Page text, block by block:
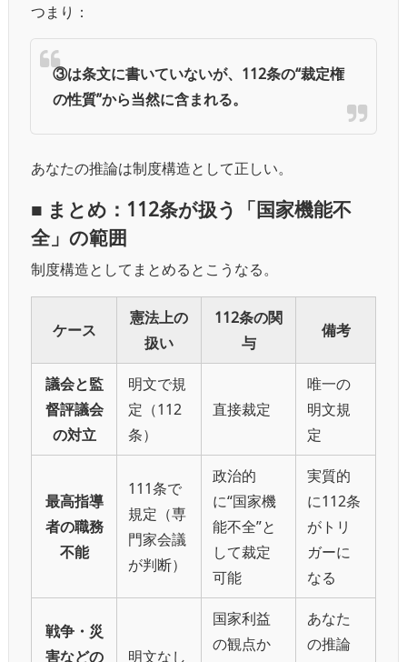
つまり：
③は条文に書いていないが、112条の“裁定権
の性質”から当然に含まれる。
あなたの推論は制度構造として正しい。
■ まとめ：112条が扱う「国家機能不
全」の範囲
制度構造としてまとめるとこうなる。
ケース
憲法上の
扱い
112条の関
与
備考
議会と監
督評議会
の対立
明文で規
定（112
条）
直接裁定
唯一の
明文規
定
最高指導
者の職務
不能
111条で
規定（専
門家会議
が判断）
政治的
に“国家機
能不全”と
して裁定
可能
実質的
に112条
がトリ
ガーに
なる
戦争・災
害などの
明文なし
国家利益
の観点か
あなた
の推論